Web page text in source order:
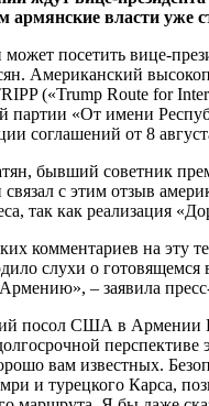
армянские власти
посетить вице-
Американский
(«Trump Route for
партии «От имени
соглашений от 8
бывший советник
с этим отзыв
так как реализация
комментариев на эту
слухи о
– заявила
посол США в Армении
вам известных.
и турецкого Карса,